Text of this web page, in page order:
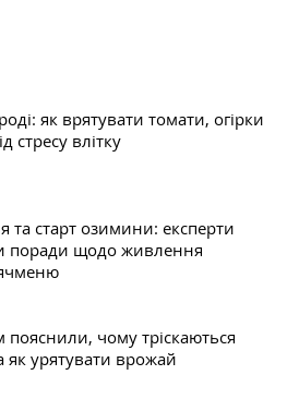
як врятувати томати, огірки
стресу влітку
та старт озимини: експерти
поради щодо живлення
пояснили, чому тріскаються
як урятувати врожай